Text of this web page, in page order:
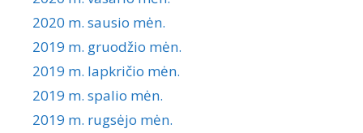
2020 m. sausio mėn.
2019 m. gruodžio mėn.
2019 m. lapkričio mėn.
2019 m. spalio mėn.
2019 m. rugsėjo mėn.